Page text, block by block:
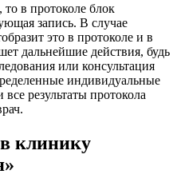
в протоколе блок
запись. В случае
это в протоколе и в
дальнейшие действия, будь
или консультация
индивидуальные
результаты протокола
клинику